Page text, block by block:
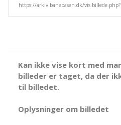
Kan ikke vise kort med
billeder er taget, da der
til billedet.
Oplysninger om billedet